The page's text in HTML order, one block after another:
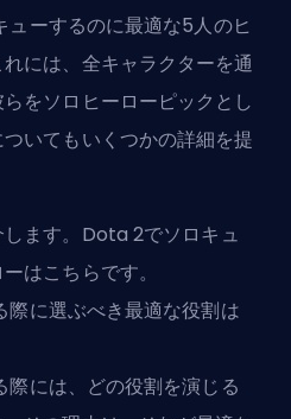
ーするのに最適な5人のヒ
には、全キャラクターを通
をソロヒーローピックとし
いてもいくつかの詳細を提
ます。Dota 2でソロキュ
はこちらです。
に選ぶべき最適な役割は
には、どの役割を演じる